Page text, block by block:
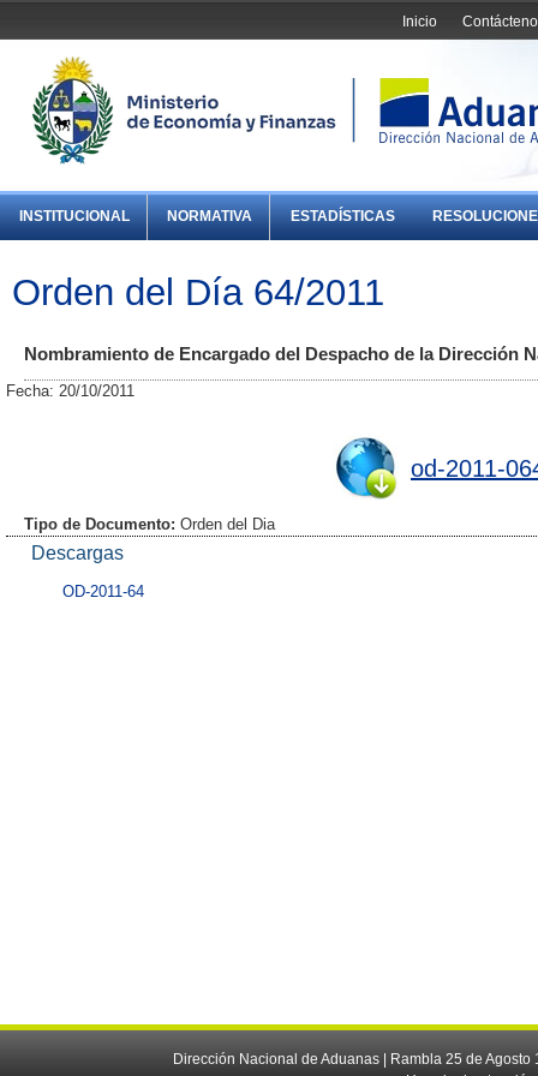
Inicio
INSTITUCIONAL NORMATIVA ESTADÍSTICAS
Orden del Día 64/2011
Nombramiento de Encargado del Despacho de la Dirección
Fecha: 20/10/2011
od-2011-
Tipo de Documento: Orden del Dia
Descargas
OD-2011-64
Dirección Nacional de Aduanas | Rambla 25 de